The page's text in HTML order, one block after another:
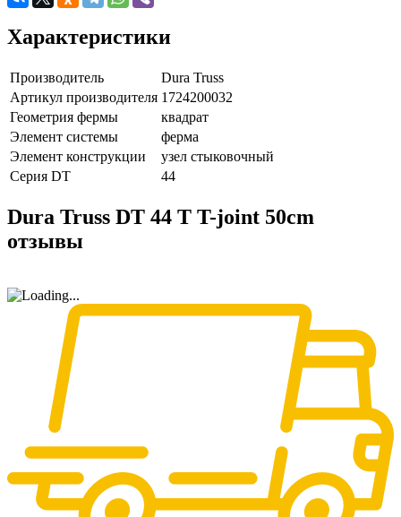
Характеристики
Производитель
Dura Truss
Артикул производителя 1724200032
Геометрия фермы
квадрат
Элемент системы
ферма
Элемент конструкции
узел стыковочный
Серия DT
44
Dura Truss DT 44 T T-joint 50cm
отзывы